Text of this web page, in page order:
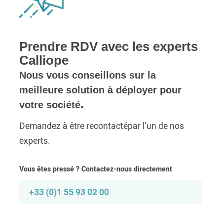
Prendre RDV avec les experts
Calliope
Nous vous conseillons sur la
meilleure solution à déployer pour
votre société.
Demandez à être recontactépar l’un de nos
experts.
Vous êtes pressé ? Contactez-nous directement
+33 (0)1 55 93 02 00